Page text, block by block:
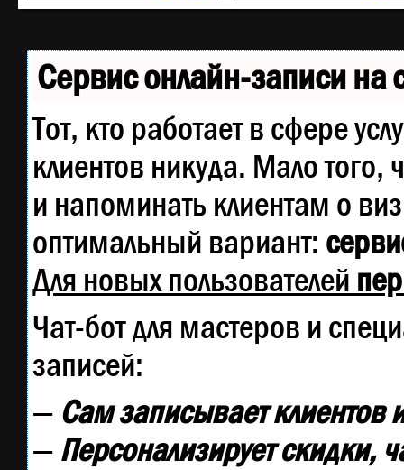
Сервис онлайн-записи на
Тот, кто работает в сфере
клиентов никуда. Мало того,
и напоминать клиентам о
оптимальный вариант:
Для новых пользователей
Чат-бот для мастеров и
записей:
— Сам записывает клиентов
— Персонализирует скидки,